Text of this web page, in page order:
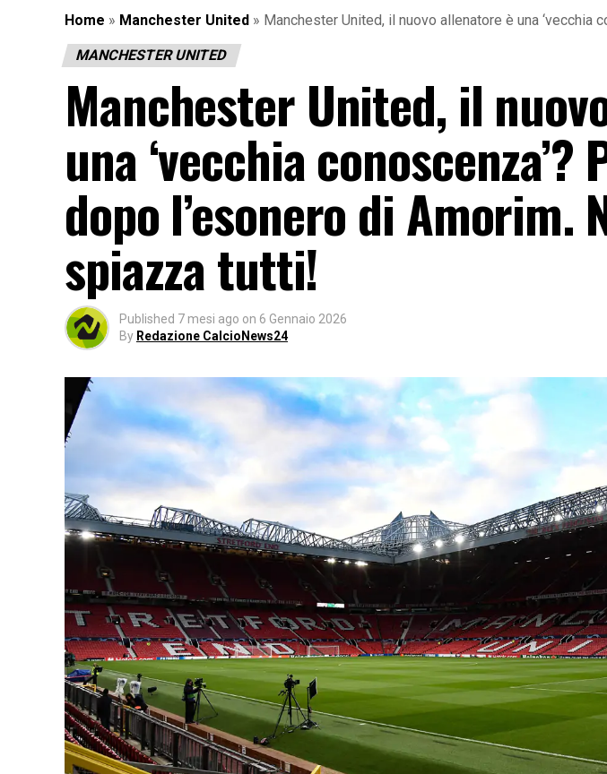
Home » Manchester United » Manchester United, il nuovo allenatore è una ‘vecchia
MANCHESTER UNITED
Manchester United, il
una ‘vecchia
dopo l’esonero di Amorim.
spiazza tutti!
Published 7 mesi ago on 6 Gennaio 2026
By Redazione CalcioNews24